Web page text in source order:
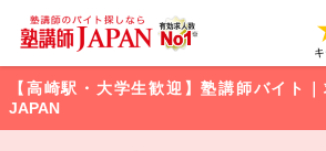
【高崎駅・大学生歓迎】塾講師バイト
JAPAN